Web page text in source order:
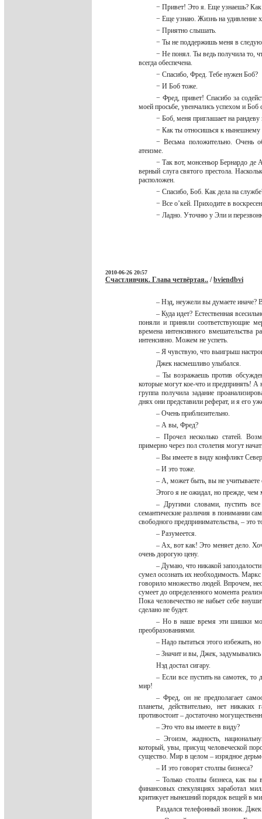
− Привет! Это я. Еще узнаешь?
− Еще узнаю. Жизнь на удивление
− Приятно слышать.
− Ты не поддержишь меня в
− Не понял. Ты ведь получила то,
всегда обеспечена.
− Спасибо, Фред. Тебе нужен Боб?
− И Боб тоже.
− Фред, привет! Спасибо за
моей просьбе, увенчались успехом и
− Боб, меня приглашает на
− Как ты относишься к нынешнему
− Весьма положительно. Очень
атеизме.
− Так вот, монсеньор Бернардо де
верный слуга святого престола.
расположен.
− Спасибо, Боб. Как дела на
− Все о’кей. Приходите в
− Ладно. Уточню у Эли и
2010-06-26 20:57
Счастливчик. Глава четвёртая.. /bviendbvi
– Нэд, неужели вы думаете иначе?
– Куда идет? Естественная
поняли и приняли соответствующие
времена интенсивного вмешательства
интенсивно. Можем не успеть.
– Я чувствую, что выигрыш
Джек насмешливо улыбался.
– Ты возражаешь против
которые могут кое-что и предпринять!
группа получила задание
днях они представили реферат, и я его
– Очень приблизительно.
– А вы, Фред?
– Прочел несколько статей.
примерно через пол столетия могут
– Вы имеете в виду конфликт
– И это тоже.
– А, может быть, вы не
Этого я не ожидал, но прежде, чем
– Другими словами, пустить
семантические различия в понимании
свободного предпринимательства, – это
– Разумеется.
– Ах, вот как! Это меняет дело.
очень дорогую цену.
– Думаю, что никакой
сумел осознать их необходимость.
говорило множество людей. Впрочем,
сумеет до определенного момента
Пока человечество не набьет себе
сделано не будет.
– Но в наше время эти шишки
преобразованиями.
– Надо пытаться этого избежать,
– Значит и вы, Джек,
Нэд достал сигару.
– Если все пустить на самотек,
мир!
– Фред, он не предполагает
планеты, действительно, нет
противостоит – достаточно
– Это что вы имеете в виду?
– Эгоизм, жадность,
который, увы, присущ человеческой
существо. Мир в целом – изрядное
– И это говорят столпы бизнеса?
– Только столпы бизнеса, как
финансовых спекуляциях заработал
критикует нынешний порядок вещей в
Раздался телефонный звонок.